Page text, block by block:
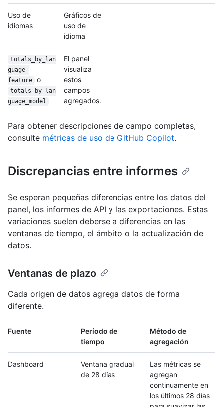
Uso de
idiomas
Gráficos de
uso de
idioma
totals_by_lan
guage_
feature
o
totals_by_lan
guage_ model
El panel
visualiza
estos
campos
agregados.
Para obtener descripciones de campo completas,
consulte métricas de uso de GitHub Copilot.
Discrepancias entre informes
Se esperan pequeñas diferencias entre los datos del
panel, los informes de API y las exportaciones. Estas
variaciones suelen deberse a diferencias en las
ventanas de tiempo, el ámbito o la actualización de
datos.
Ventanas de plazo
Cada origen de datos agrega datos de forma
diferente.
Fuente
Período de
tiempo
Método de
agregación
Dashboard
Ventana gradual
de 28 días
Las métricas se
agregan
continuamente en
los últimos 28 días